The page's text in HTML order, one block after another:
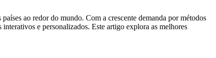
ao redor do mundo. Com a crescente demanda por métodos
interativos e personalizados. Este artigo explora as melhores